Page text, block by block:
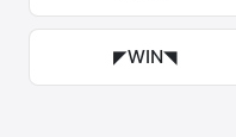
◤WIN◥